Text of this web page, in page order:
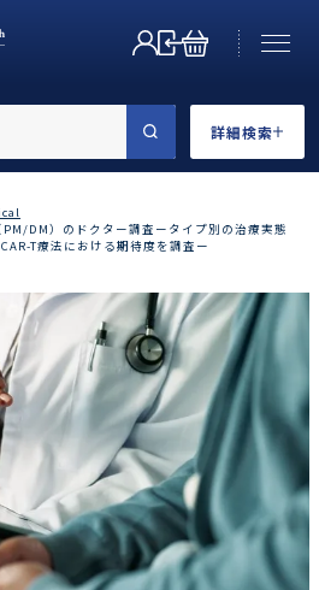
詳細検索
DM）のドクター調査ータイプ別の治療実態
T療法における期待度を調査ー